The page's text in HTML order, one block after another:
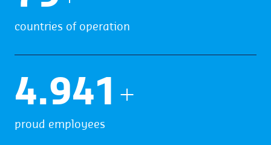
countries of operation
4.998 +
proud employees